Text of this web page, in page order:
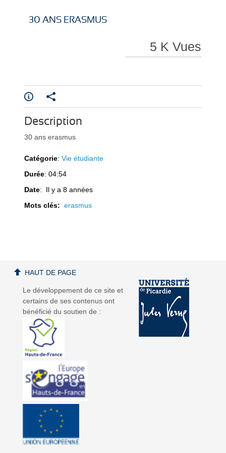
r
a
r
a
30 ANS ERASMUS
5 K Vues
Description
30 ans erasmus
Catégorie:Vie étudiante
Durée: 04:54
Date: Il y a 8 années
Mots clés:erasmus
Le développement de ce site et
certains de ses contenus ont
bénéficié du soutien de :
HAUT DE PAGE